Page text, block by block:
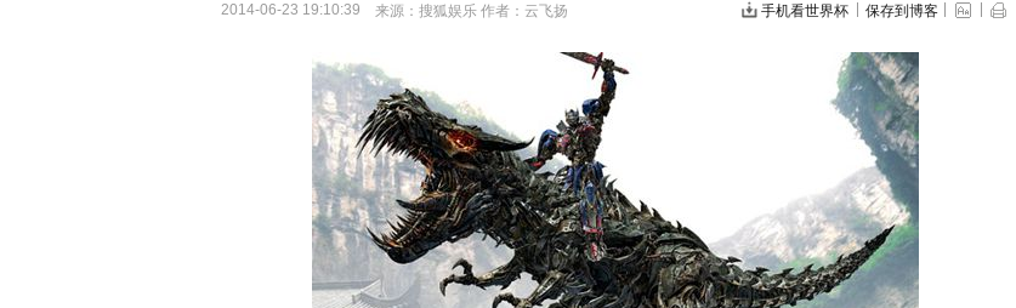
2014-06-23 19:10:39 来源： 搜狐娱乐 作者：云飞扬 手机看世界杯 保存到博客